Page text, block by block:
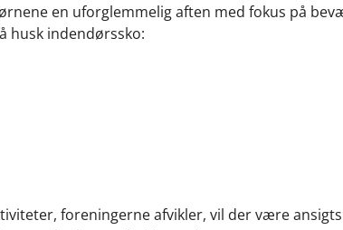
en uforglemmelig aften med fokus på
husk indendørssko:
foreningerne afvikler, vil der være